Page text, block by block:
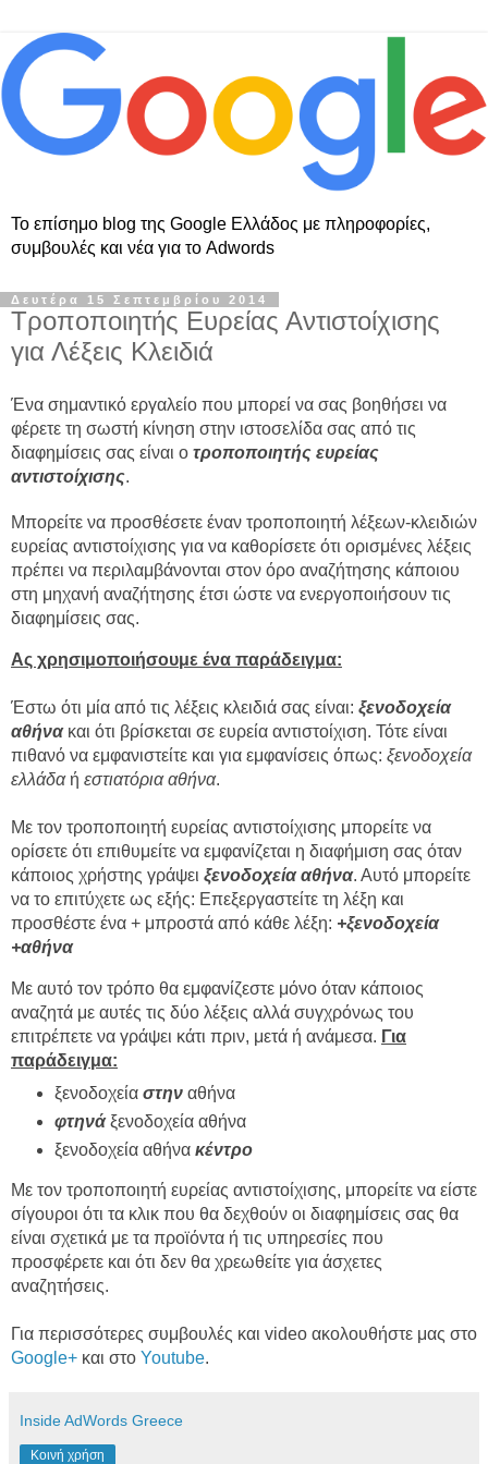
Το επίσημο blog της Google Ελλάδος με πληροφορίες,
συμβουλές και νέα για το Adwords
Δευτέρα 15 Σεπτεμβρίου 2014
Τροποποιητής Ευρείας Αντιστοίχισης
για Λέξεις Κλειδιά
Ένα σημαντικό εργαλείο που μπορεί να σας βοηθήσει να
φέρετε τη σωστή κίνηση στην ιστοσελίδα σας από τις
διαφημίσεις σας είναι ο τροποποιητής ευρείας
αντιστοίχισης.
Μπορείτε να προσθέσετε έναν τροποποιητή λέξεων-κλειδιών
ευρείας αντιστοίχισης για να καθορίσετε ότι ορισμένες λέξεις
πρέπει να περιλαμβάνονται στον όρο αναζήτησης κάποιου
στη μηχανή αναζήτησης έτσι ώστε να ενεργοποιήσουν τις
διαφημίσεις σας.
Ας χρησιμοποιήσουμε ένα παράδειγμα:
Έστω ότι μία από τις λέξεις κλειδιά σας είναι: ξενοδοχεία
αθήνακαι ότι βρίσκεται σε ευρεία αντιστοίχιση. Τότε είναι
πιθανό να εμφανιστείτε και για εμφανίσεις όπως: ξενοδοχεία
ελλάδαή εστιατόρια αθήνα.
Με τον τροποποιητή ευρείας αντιστοίχισης μπορείτε να
ορίσετε ότι επιθυμείτε να εμφανίζεται η διαφήμιση σας όταν
κάποιος χρήστης γράψει ξενοδοχεία αθήνα. Αυτό μπορείτε
να το επιτύχετε ως εξής: Επεξεργαστείτε τη λέξη και
προσθέστε ένα + μπροστά από κάθε λέξη: +ξενοδοχεία
+αθήνα
Με αυτό τον τρόπο θα εμφανίζεστε μόνο όταν κάποιος
αναζητά με αυτές τις δύο λέξεις αλλά συγχρόνως του
επιτρέπετε να γράψει κάτι πριν, μετά ή ανάμεσα. Για
παράδειγμα:
ξενοδοχεία στηναθήνα
φτηνάξενοδοχεία αθήνα
ξενοδοχεία αθήνα κέντρο
Με τον τροποποιητή ευρείας αντιστοίχισης, μπορείτε να είστε
σίγουροι ότι τα κλικ που θα δεχθούν οι διαφημίσεις σας θα
είναι σχετικά με τα προϊόντα ή τις υπηρεσίες που
προσφέρετε και ότι δεν θα χρεωθείτε για άσχετες
αναζητήσεις.
Για περισσότερες συμβουλές και video ακολουθήστε μας στο
Google+ και στο Youtube.
Inside AdWords Greece
Κοινή χρήση